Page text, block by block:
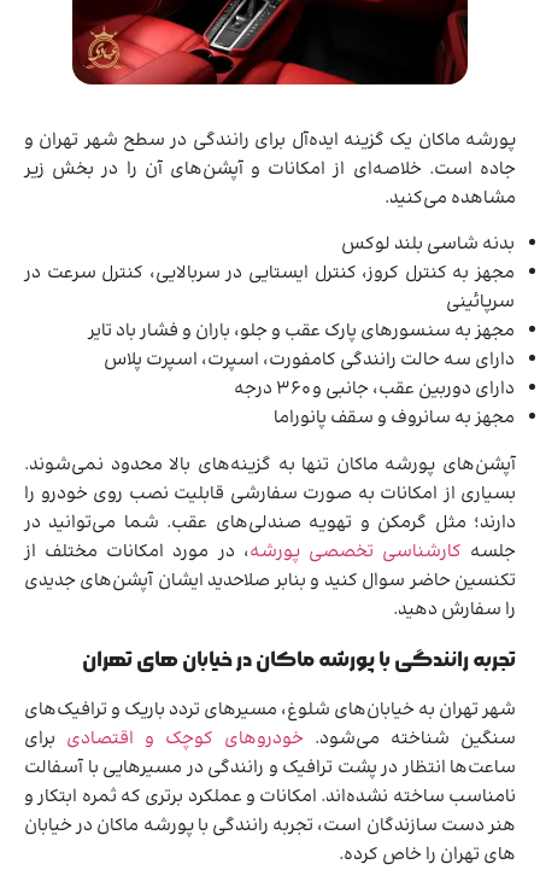
پورشه ماکان یک گزینه ایده‌آل برای رانندگی در سطح شهر تهران و
جاده است. خلاصه‌ای از امکانات و آپشن‌های آن را در بخش زیر
مشاهده می‌کنید.
بدنه شاسی بلند لوکس
مجهز به کنترل کروز، کنترل ایستایی در سربالایی، کنترل سرعت در
سرپائینی
مجهز به سنسورهای پارک عقب و جلو، باران و فشار باد تایر
دارای سه حالت رانندگی کامفورت، اسپرت، اسپرت پلاس
دارای دوربین عقب، جانبی و 360 درجه
مجهز به سانروف و سقف پانوراما
آپشن‌های پورشه ماکان تنها به گزینه‌های بالا محدود نمی‌شوند.
بسیاری از امکانات به صورت سفارشی قابلیت نصب روی خودرو را
دارند؛ مثل گرمکن و تهویه صندلی‌های عقب. شما می‌توانید در
جلسه کارشناسی تخصصی پورشه، در مورد امکانات مختلف از
تکنسین حاضر سوال کنید و بنابر صلاحدید ایشان آپشن‌های جدیدی
را سفارش دهید.
تجربه رانندگی با پورشه ماکان در خیابان های تهران
شهر تهران به خیابان‌های شلوغ، مسیرهای تردد باریک و ترافیک‌های
سنگین شناخته می‌شود. خودروهای کوچک و اقتصادی برای
ساعت‌ها انتظار در پشت ترافیک و رانندگی در مسیرهایی با آسفالت
نامناسب ساخته نشده‌اند. امکانات و عملکرد برتری که ثمره ابتکار و
هنر دست سازندگان است، تجربه رانندگی با پورشه ماکان در خیابان
های تهران را خاص کرده.